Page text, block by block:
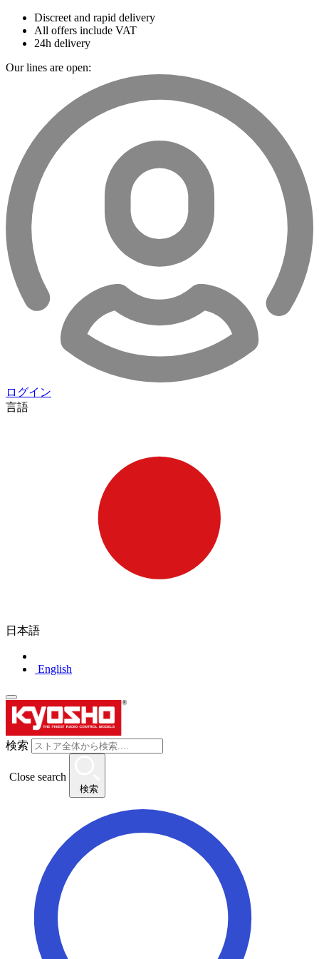
Discreet and rapid delivery
All offers include VAT
24h delivery
Our lines are open:
ログイン
言語
日本語
English
検索
Close search
検索